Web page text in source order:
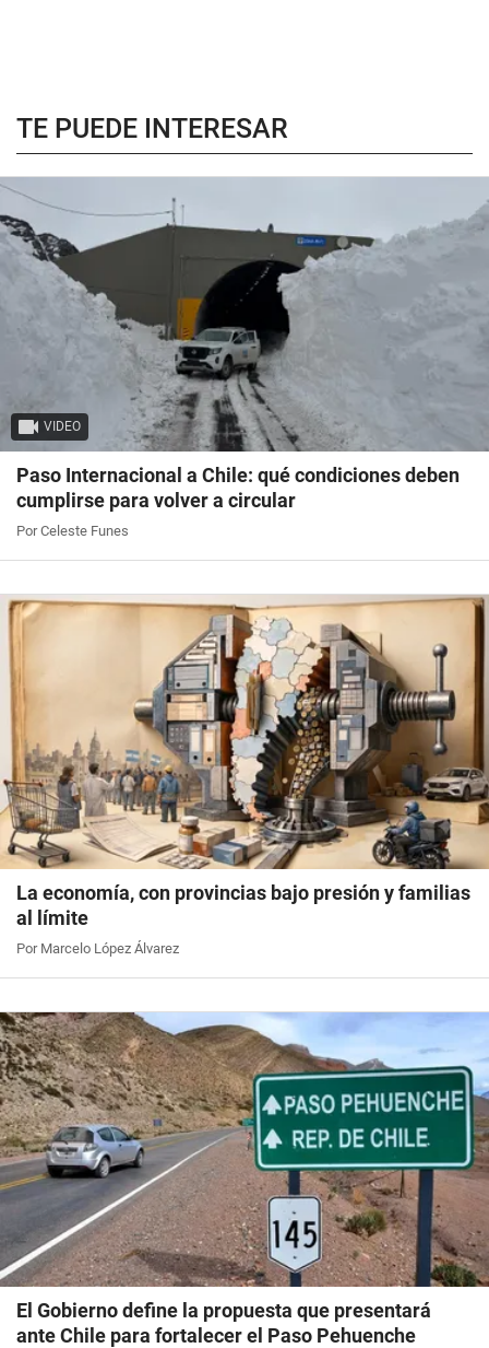
TE PUEDE INTERESAR
VIDEO
Paso Internacional a Chile: qué condiciones deben
cumplirse para volver a circular
Por Celeste Funes
La economía, con provincias bajo presión y familias
al límite
Por Marcelo López Álvarez
El Gobierno define la propuesta que presentará
ante Chile para fortalecer el Paso Pehuenche